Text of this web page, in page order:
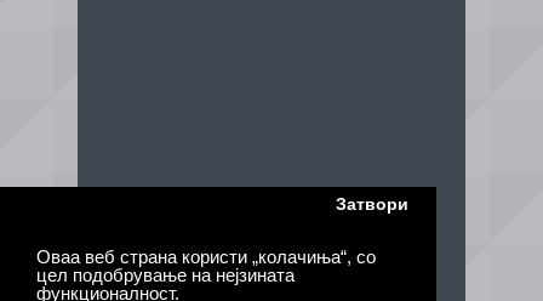
Оваа веб страна користи „колачиња“, со
цел подобрување на нејзината
функционалност.
Затвори